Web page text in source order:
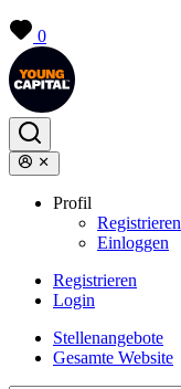
0
Profil
Registrieren
Einloggen
Registrieren
Login
Stellenangebote
Gesamte Website